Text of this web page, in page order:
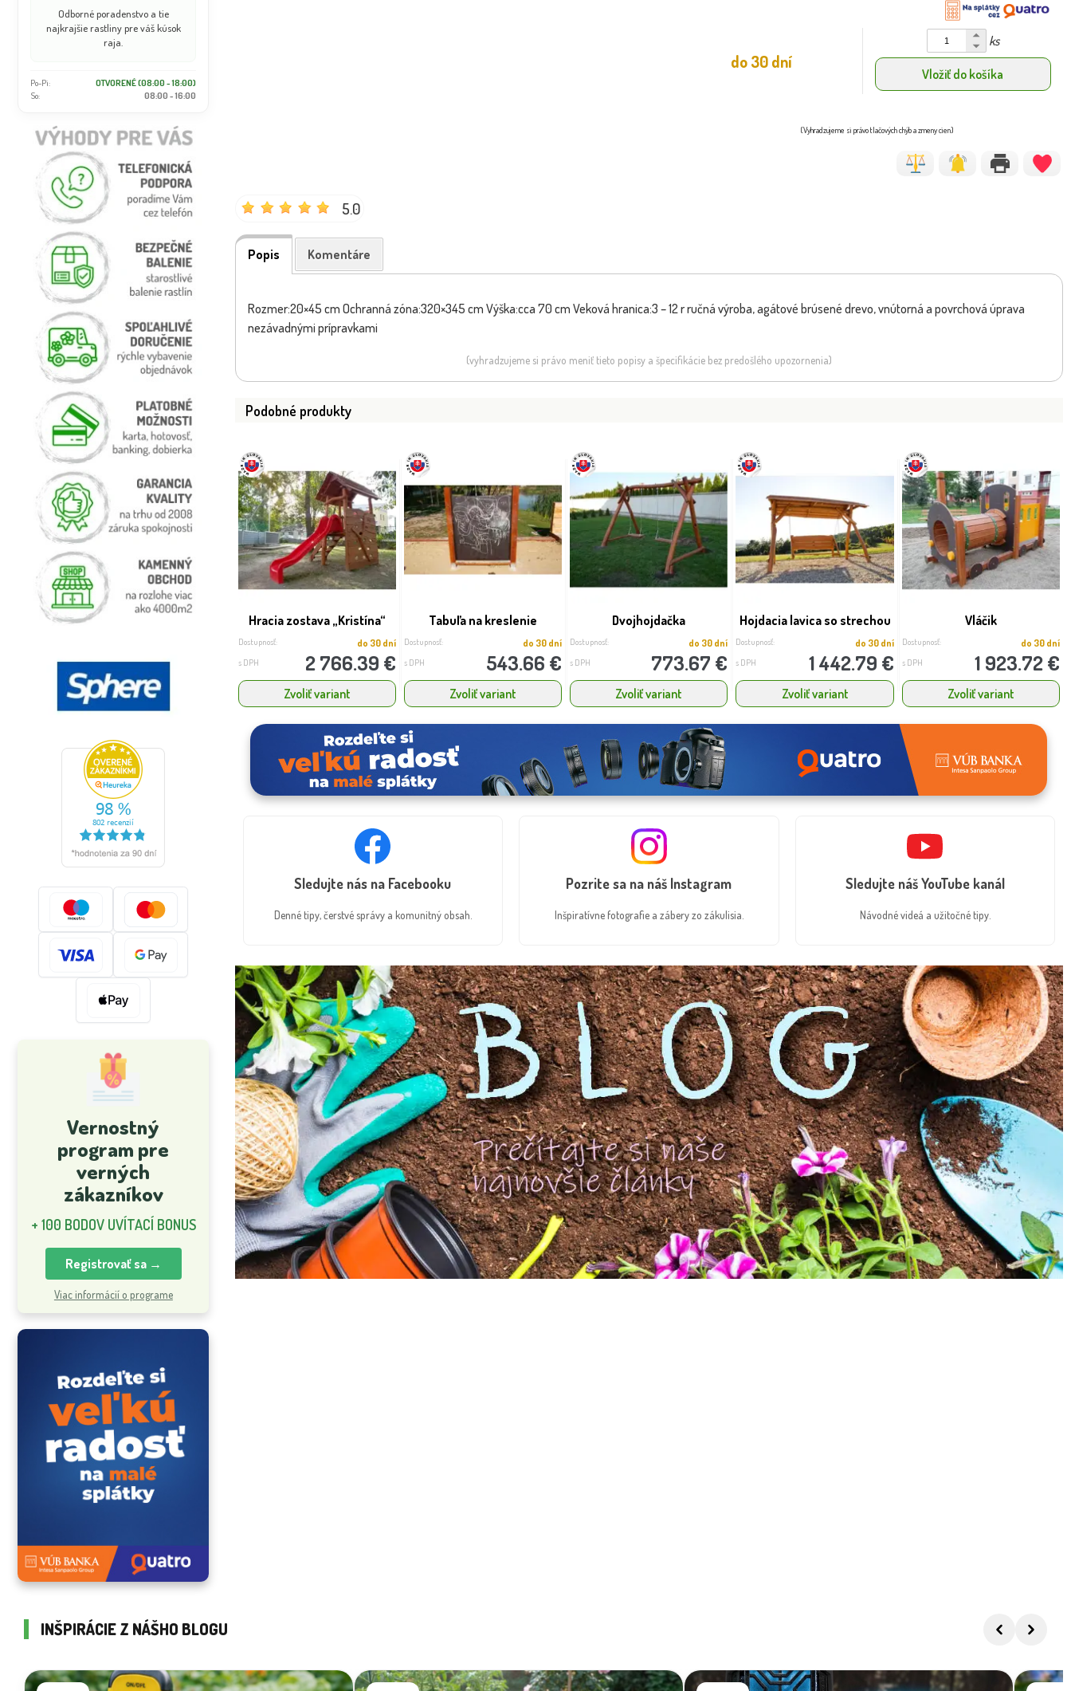
Odborné poradenstvo a tie
najkrajšie rastliny pre váš kúsok
raja.
Po-Pi:
OTVORENÉ (08:00 - 18:00)
So:
08:00 - 16:00
Vernostný
program pre
verných
zákazníkov
+ 100 BODOV UVÍTACÍ BONUS
Registrovať sa →
Viac informácií o programe
do 30 dní
ks
Vložiť do košíka
(Vyhradzujeme si právo tlačových chýb a zmeny cien)
5.0
Popis Komentáre
Rozmer:20×45 cm Ochranná zóna:320×345 cm Výška:cca 70 cm Veková hranica:3 – 12 r ručná výroba, agátové brúsené drevo, vnútorná a povrchová úprava
nezávadnými prípravkami
(vyhradzujeme si právo meniť tieto popisy a špecifikácie bez predošlého upozornenia)
Podobné produkty
Hracia zostava „Kristína“
Dostupnosť: do 30 dní
s DPH 2 766.39 €
Zvoliť variant
Tabuľa na kreslenie
Dostupnosť: do 30 dní
s DPH 543.66 €
Zvoliť variant
Dvojhojdačka
Dostupnosť: do 30 dní
s DPH 773.67 €
Zvoliť variant
Hojdacia lavica so strechou
Dostupnosť: do 30 dní
s DPH 1 442.79 €
Zvoliť variant
Vláčik
Dostupnosť: do 30 dní
s DPH 1 923.72 €
Zvoliť variant
Sledujte nás na Facebooku
Denné tipy, čerstvé správy a komunitný obsah.
Pozrite sa na náš Instagram
Inšpiratívne fotografie a zábery zo zákulisia.
Sledujte náš YouTube kanál
Návodné videá a užitočné tipy.
INŠPIRÁCIE Z NÁŠHO BLOGU